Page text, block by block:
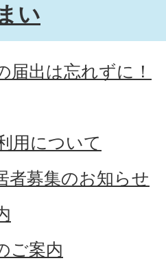
い
届出は忘れずに！
用について
者募集のお知らせ
ご案内